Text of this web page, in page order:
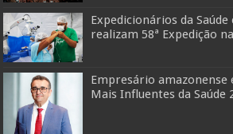
Expedicionários da
realizam 58ª Expedição
Empresário amazonense
Mais Influentes da Saúde